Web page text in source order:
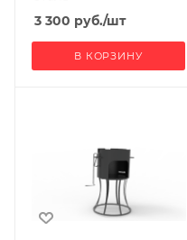
3 300 руб./шт
В КОРЗИНУ
Глубина, мм
Высота, мм
670